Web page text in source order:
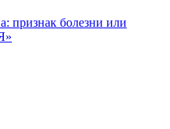
признак болезни или